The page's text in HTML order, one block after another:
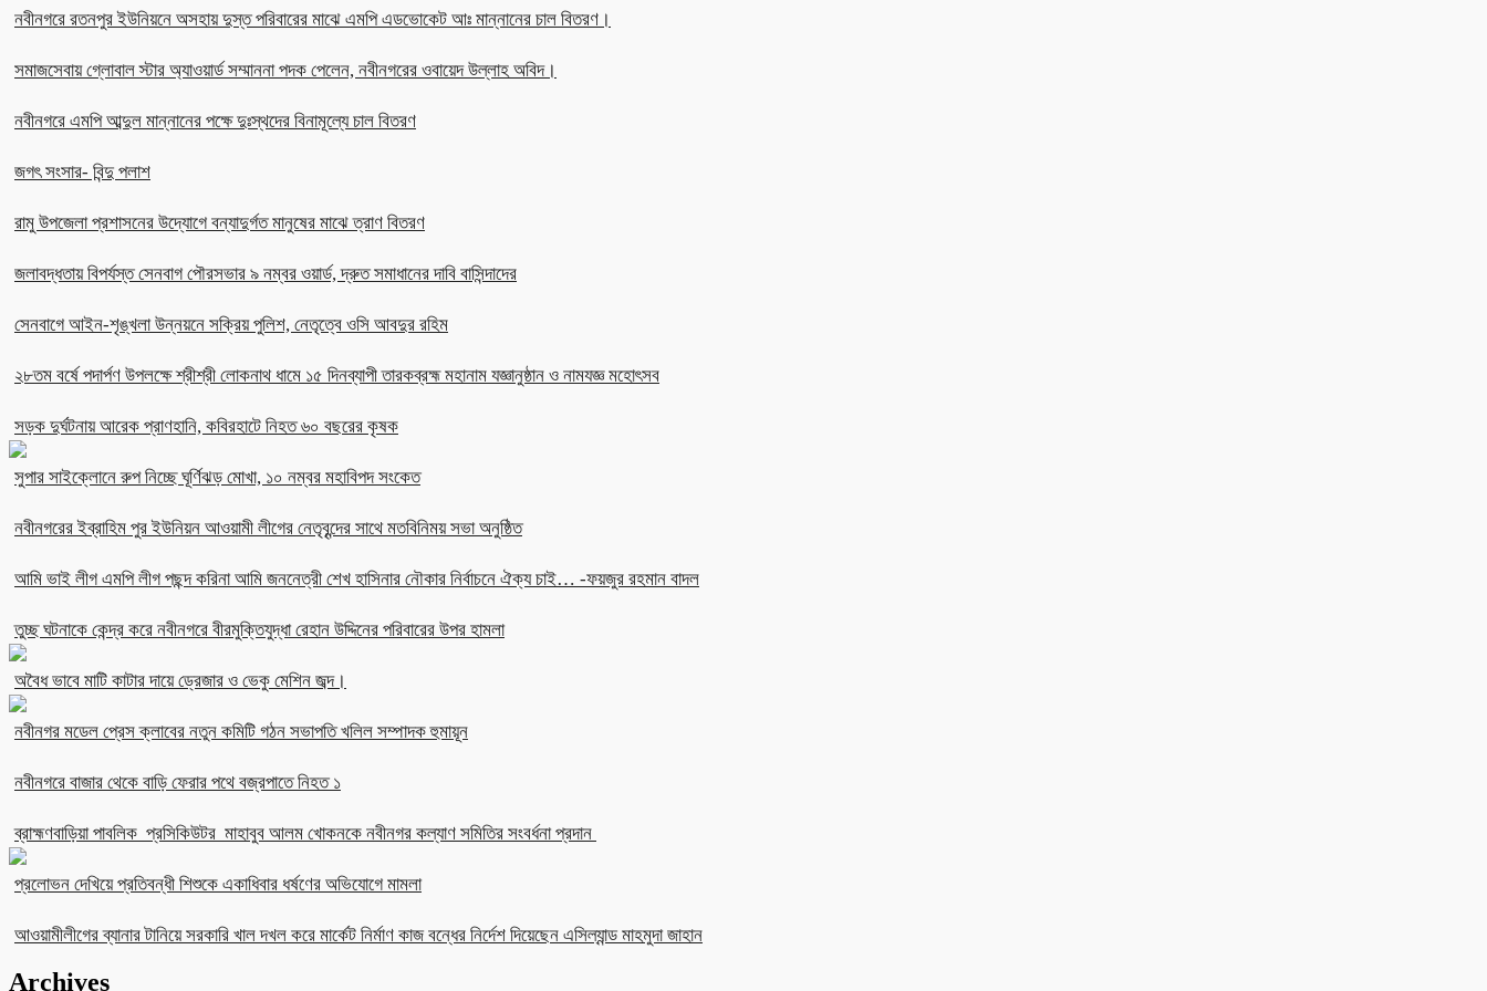
নবীনগরে রতনপুর ইউনিয়নে অসহায় দুস্ত পরিবারের মাঝে এমপি এডভোকেট আঃ মান্নানের চাল বিতরণ।
সমাজসেবায় গ্লোবাল স্টার অ্যাওয়ার্ড সম্মাননা পদক পেলেন, নবীনগরের ওবায়েদ উল্লাহ অবিদ।
নবীনগরে এমপি আব্দুল মান্নানের পক্ষে দুঃস্থদের বিনামূল্যে চাল বিতরণ
জগৎ সংসার- বিন্দু পলাশ
রামু উপজেলা প্রশাসনের উদ্যোগে বন্যাদুর্গত মানুষের মাঝে ত্রাণ বিতরণ
জলাবদ্ধতায় বিপর্যস্ত সেনবাগ পৌরসভার ৯ নম্বর ওয়ার্ড, দ্রুত সমাধানের দাবি বাসিন্দাদের
সেনবাগে আইন-শৃঙ্খলা উন্নয়নে সক্রিয় পুলিশ, নেতৃত্বে ওসি আবদুর রহিম
২৮তম বর্ষে পদার্পণ উপলক্ষে শ্রীশ্রী লোকনাথ ধামে ১৫ দিনব্যাপী তারকব্রহ্ম মহানাম যজ্ঞানুষ্ঠান ও নামযজ্ঞ মহোৎসব
সড়ক দুর্ঘটনায় আরেক প্রাণহানি, কবিরহাটে নিহত ৬০ বছরের কৃষক
সুপার সাইক্লোনে রুপ নিচ্ছে ঘূর্ণিঝড় মোখা, ১০ নম্বর মহাবিপদ সংকেত
নবীনগরের ইব্রাহিম পুর ইউনিয়ন আওয়ামী লীগের নেতৃবৃন্দের সাথে মতবিনিময় সভা অনুষ্ঠিত
আমি ভাই লীগ এমপি লীগ পছন্দ করিনা আমি জননেত্রী শেখ হাসিনার নৌকার নির্বাচনে ঐক্য চাই… -ফয়জুর রহমান বাদল
তুচ্ছ ঘটনাকে কেন্দ্র করে নবীনগরে বীরমুক্তিযুদ্ধা রেহান উদ্দিনের পরিবারের উপর হামলা
অবৈধ ভাবে মাটি কাটার দায়ে ড্রেজার ও ভেকু মেশিন জব্দ।
নবীনগর মডেল প্রেস ক্লাবের নতুন কমিটি গঠন সভাপতি খলিল সম্পাদক হুমায়ূন
নবীনগরে বাজার থেকে বাড়ি ফেরার পথে বজ্রপাতে নিহত ১
ব্রাহ্মণবাড়িয়া পাবলিক প্রসিকিউটর মাহাবুব আলম খোকনকে নবীনগর কল্যাণ সমিতির সংবর্ধনা প্রদান
প্রলোভন দেখিয়ে প্রতিবন্ধী শিশুকে একাধিবার ধর্ষণের অভিযোগে মামলা
আওয়ামীলীগের ব্যানার টানিয়ে সরকারি খাল দখল করে মার্কেট নির্মাণ কাজ বন্ধের নির্দেশ দিয়েছেন এসিল্যান্ড মাহমুদা জাহান
Archives